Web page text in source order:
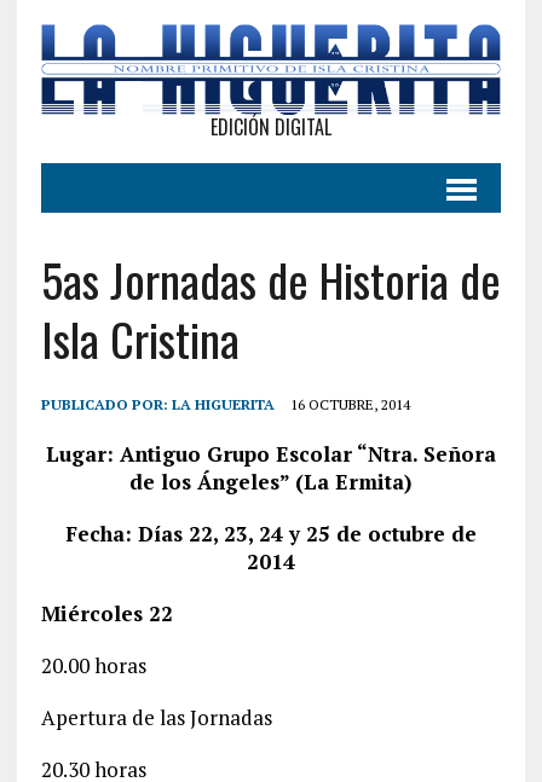
EDICIÓN DIGITAL
5as Jornadas de Historia de
Isla Cristina
PUBLICADO POR: LA HIGUERITA 16 OCTUBRE, 2014
Lugar: Antiguo Grupo Escolar “Ntra. Señora
de los Ángeles” (La Ermita)
Fecha: Días 22, 23, 24 y 25 de octubre de
2014
Miércoles 22
20.00 horas
Apertura de las Jornadas
20.30 horas